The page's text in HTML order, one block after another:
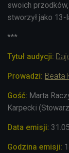
swoich
stworzył jako 13-
***
Tytuł audycji:
Prowadzi: Beata
Gość: Marta
Karpecki
Data emisji: 31
Godzina emisji: